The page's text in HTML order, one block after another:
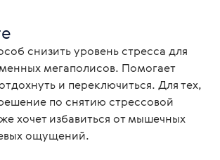
снизить уровень стресса для
мегаполисов. Помогает
и переключиться. Для тех,
по снятию стрессовой
хочет избавиться от мышечных
ощущений.